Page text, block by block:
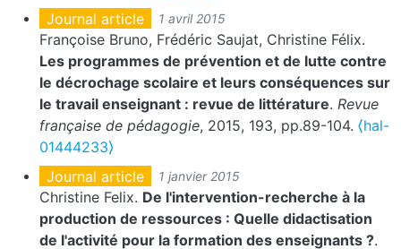
Journal article
1 avril 2015
Françoise Bruno, Frédéric Saujat, Christine Félix.
Les programmes de prévention et de lutte contre
le décrochage scolaire et leurs conséquences sur
le travail enseignant : revue de littérature. Revue
française de pédagogie, 2015, 193, pp.89-104. ⟨hal-
01444233⟩
Journal article
1 janvier 2015
Christine Felix. De l'intervention-recherche à la
production de ressources : Quelle didactisation
de l'activité pour la formation des enseignants ?.